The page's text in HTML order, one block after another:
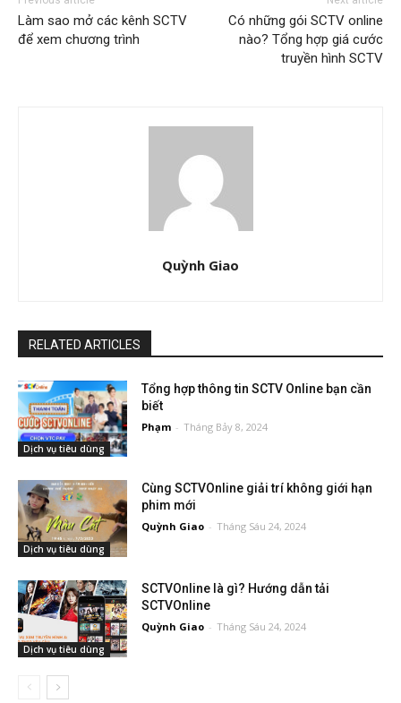
Làm sao mở các kênh SCTV
để xem chương trình
Có những gói SCTV online
nào? Tổng hợp giá cước
truyền hình SCTV
Quỳnh Giao
RELATED ARTICLES
Dịch vụ tiêu dùng
Tổng hợp thông tin SCTV Online bạn cần
biết
Phạm - Tháng Bảy 8, 2024
Dịch vụ tiêu dùng
Cùng SCTVOnline giải trí không giới hạn
phim mới
Quỳnh Giao - Tháng Sáu 24, 2024
Dịch vụ tiêu dùng
SCTVOnline là gì? Hướng dẫn tải
SCTVOnline
Quỳnh Giao - Tháng Sáu 24, 2024